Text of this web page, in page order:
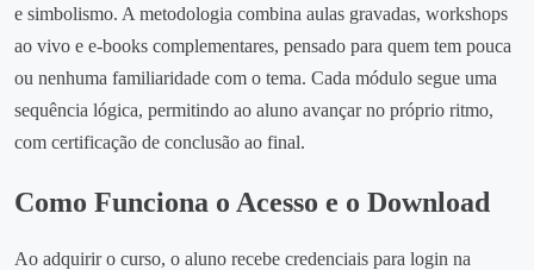
e simbolismo. A metodologia combina aulas gravadas, workshops
ao vivo e e‑books complementares, pensado para quem tem pouca
ou nenhuma familiaridade com o tema. Cada módulo segue uma
sequência lógica, permitindo ao aluno avançar no próprio ritmo,
com certificação de conclusão ao final.
Como Funciona o Acesso e o Download
Ao adquirir o curso, o aluno recebe credenciais para login na